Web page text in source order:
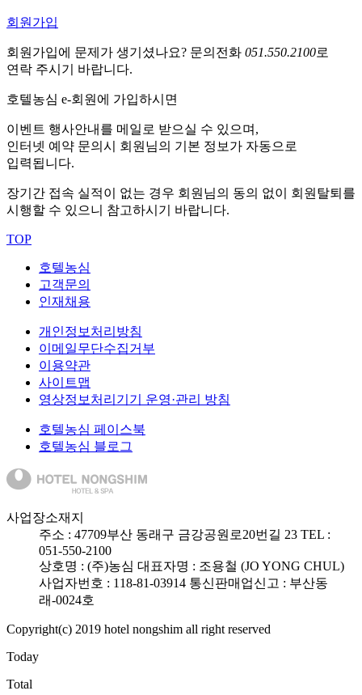
회원가입
회원가입에 문제가 생기셨나요? 문의전화 051.550.2100로
연락 주시기 바랍니다.
호텔농심 e-회원에 가입하시면
이벤트 행사안내를 메일로 받으실 수 있으며,
인터넷 예약 문의시 회원님의 기본 정보가 자동으로
입력됩니다.
장기간 접속 실적이 없는 경우 회원님의 동의 없이 회원탈퇴를
시행할 수 있으니 참고하시기 바랍니다.
TOP
호텔농심
고객문의
인재채용
개인정보처리방침
이메일무단수집거부
이용약관
사이트맵
영상정보처리기기 운영·관리 방침
호텔농심 페이스북
호텔농심 블로그
사업장소재지
주소 : 47709부산 동래구 금강공원로20번길 23 TEL :
051-550-2100
상호명 : (주)농심 대표자명 : 조용철 (JO YONG CHUL)
사업자번호 : 118-81-03914 통신판매업신고 : 부산동
래-0024호
Copyright(c) 2019 hotel nongshim all right reserved
Today
Total